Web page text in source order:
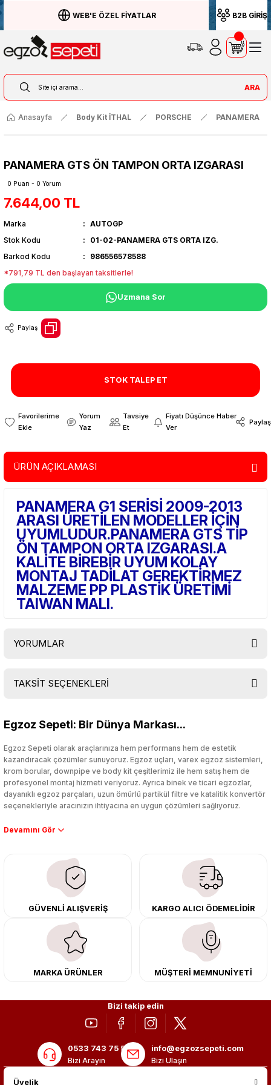
WEB'E ÖZEL FİYATLAR B2B GİRİŞ
ARA
Anasayfa Body Kit İTHAL PORSCHE PANAMERA
PANAMERA GTS ÖN TAMPON ORTA IZGARASI
0 Puan - 0 Yorum
7.644,00 TL
Marka
AUTOGP
Stok Kodu
01-02-PANAMERA GTS ORTA IZG.
Barkod Kodu
986556578588
*791,79 TL den başlayan taksitlerle!
Uzmana Sor
Paylaş
STOK TALEP ET
Yorum
Yaz
Tavsiye
Et
Fiyatı Düşünce Haber
Ver
Paylaş
ÜRÜN AÇIKLAMASI
PANAMERA G1 SERİSİ 2009-2013
ARASI ÜRETİLEN MODELLER İÇİN
UYUMLUDUR.PANAMERA GTS TİP
ÖN TAMPON ORTA IZGARASI.A
KALİTE BİREBİR UYUM KOLAY
MONTAJ TADİLAT GEREKTİRMEZ
MALZEME PP PLASTİK ÜRETİMİ
TAIWAN MALI.
YORUMLAR
TAKSİT SEÇENEKLERİ
Egzoz Sepeti: Bir Dünya Markası...
Egzoz Sepeti olarak araçlarınıza hem performans hem de estetik
kazandıracak çözümler sunuyoruz. Egzoz uçları, varex egzoz sistemleri,
krom borular, downpipe ve body kit çeşitlerimiz ile hem satış hem de
profesyonel montaj hizmeti veriyoruz. Ayrıca binek ve ticari egzozlar,
dayanıklı egzoz parçaları, uzun ömürlü partikül filtre ve katalitik konvertör
seçenekleriyle aracınızın ihtiyacına en uygun çözümleri sağlıyoruz.
Performans artışı isteyen sürücüler için özel performans egzozları ve
çıkma orijinal ürünler ile yenileyebilir, body kit uygulamalarıyla aracınızın
tasarımını ve aerodinamisini üst seviyeye taşıyabilirsiniz.
Tüm ürünlerimiz orijinal, dayanıklı ve uzun ömürlüdür. İstanbul’daki montaj
merkezimizde profesyonel montaj yapıyor, Türkiye’nin her yerine güvenli
kargo ile teslimat gerçekleştiriyoruz. Aracınıza değer katmak için doğru
adres: Egzoz Sepeti.
GÜVENLİ ALIŞVERİŞ KARGO ALICI ÖDEMELİDİR
MARKA ÜRÜNLER MÜŞTERİ MEMNUNİYETİ
Bizi takip edin
0533 743 75 56
Bizi Arayın
info@egzozsepeti.com
Bizi Ulaşın
Üyelik